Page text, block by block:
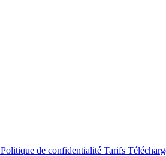
Politique de confidentialité Tarifs